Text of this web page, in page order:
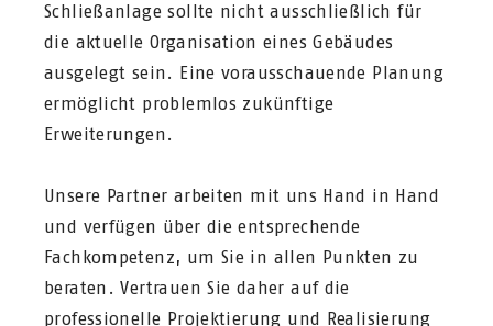
Schließanlage sollte nicht ausschließlich für
die aktuelle Organisation eines Gebäudes
ausgelegt sein. Eine vorausschauende Planung
ermöglicht problemlos zukünftige
Erweiterungen.
Unsere Partner arbeiten mit uns Hand in Hand
und verfügen über die entsprechende
Fachkompetenz, um Sie in allen Punkten zu
beraten. Vertrauen Sie daher auf die
professionelle Projektierung und Realisierung